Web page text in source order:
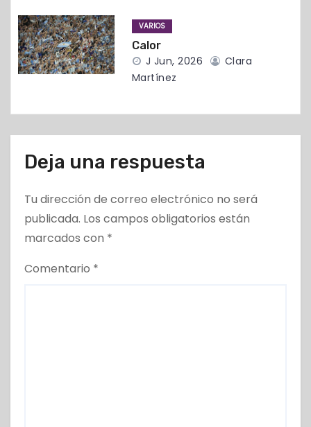
a
d
s
VARIOS
Calor
J Jun, 2026
Clara
Martínez
Deja una respuesta
Tu dirección de correo electrónico no será
publicada. Los campos obligatorios están
marcados con *
Comentario *